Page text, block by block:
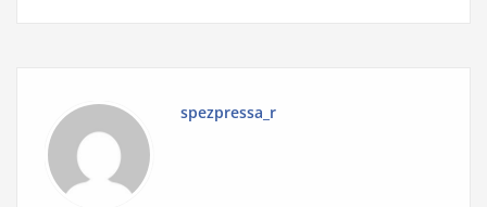
spezpressa_r